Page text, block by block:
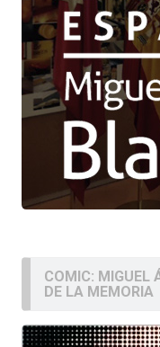
COMIC: MIGUEL
DE LA MEMORIA